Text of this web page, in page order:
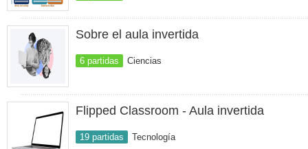
Sobre el aula invertida
6 partidas Ciencias
Flipped Classroom - Aula invertida
19 partidas Tecnología